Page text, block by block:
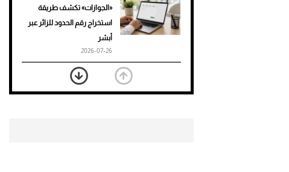
«الجوازات» تكشف طريقة
استخراج رقم الحدود للزائر عبر
أبشر
2026-07-26
بعد 7 أشهر من تعرضه لحادث
مروع.. جوشوا يفوز على برينغا